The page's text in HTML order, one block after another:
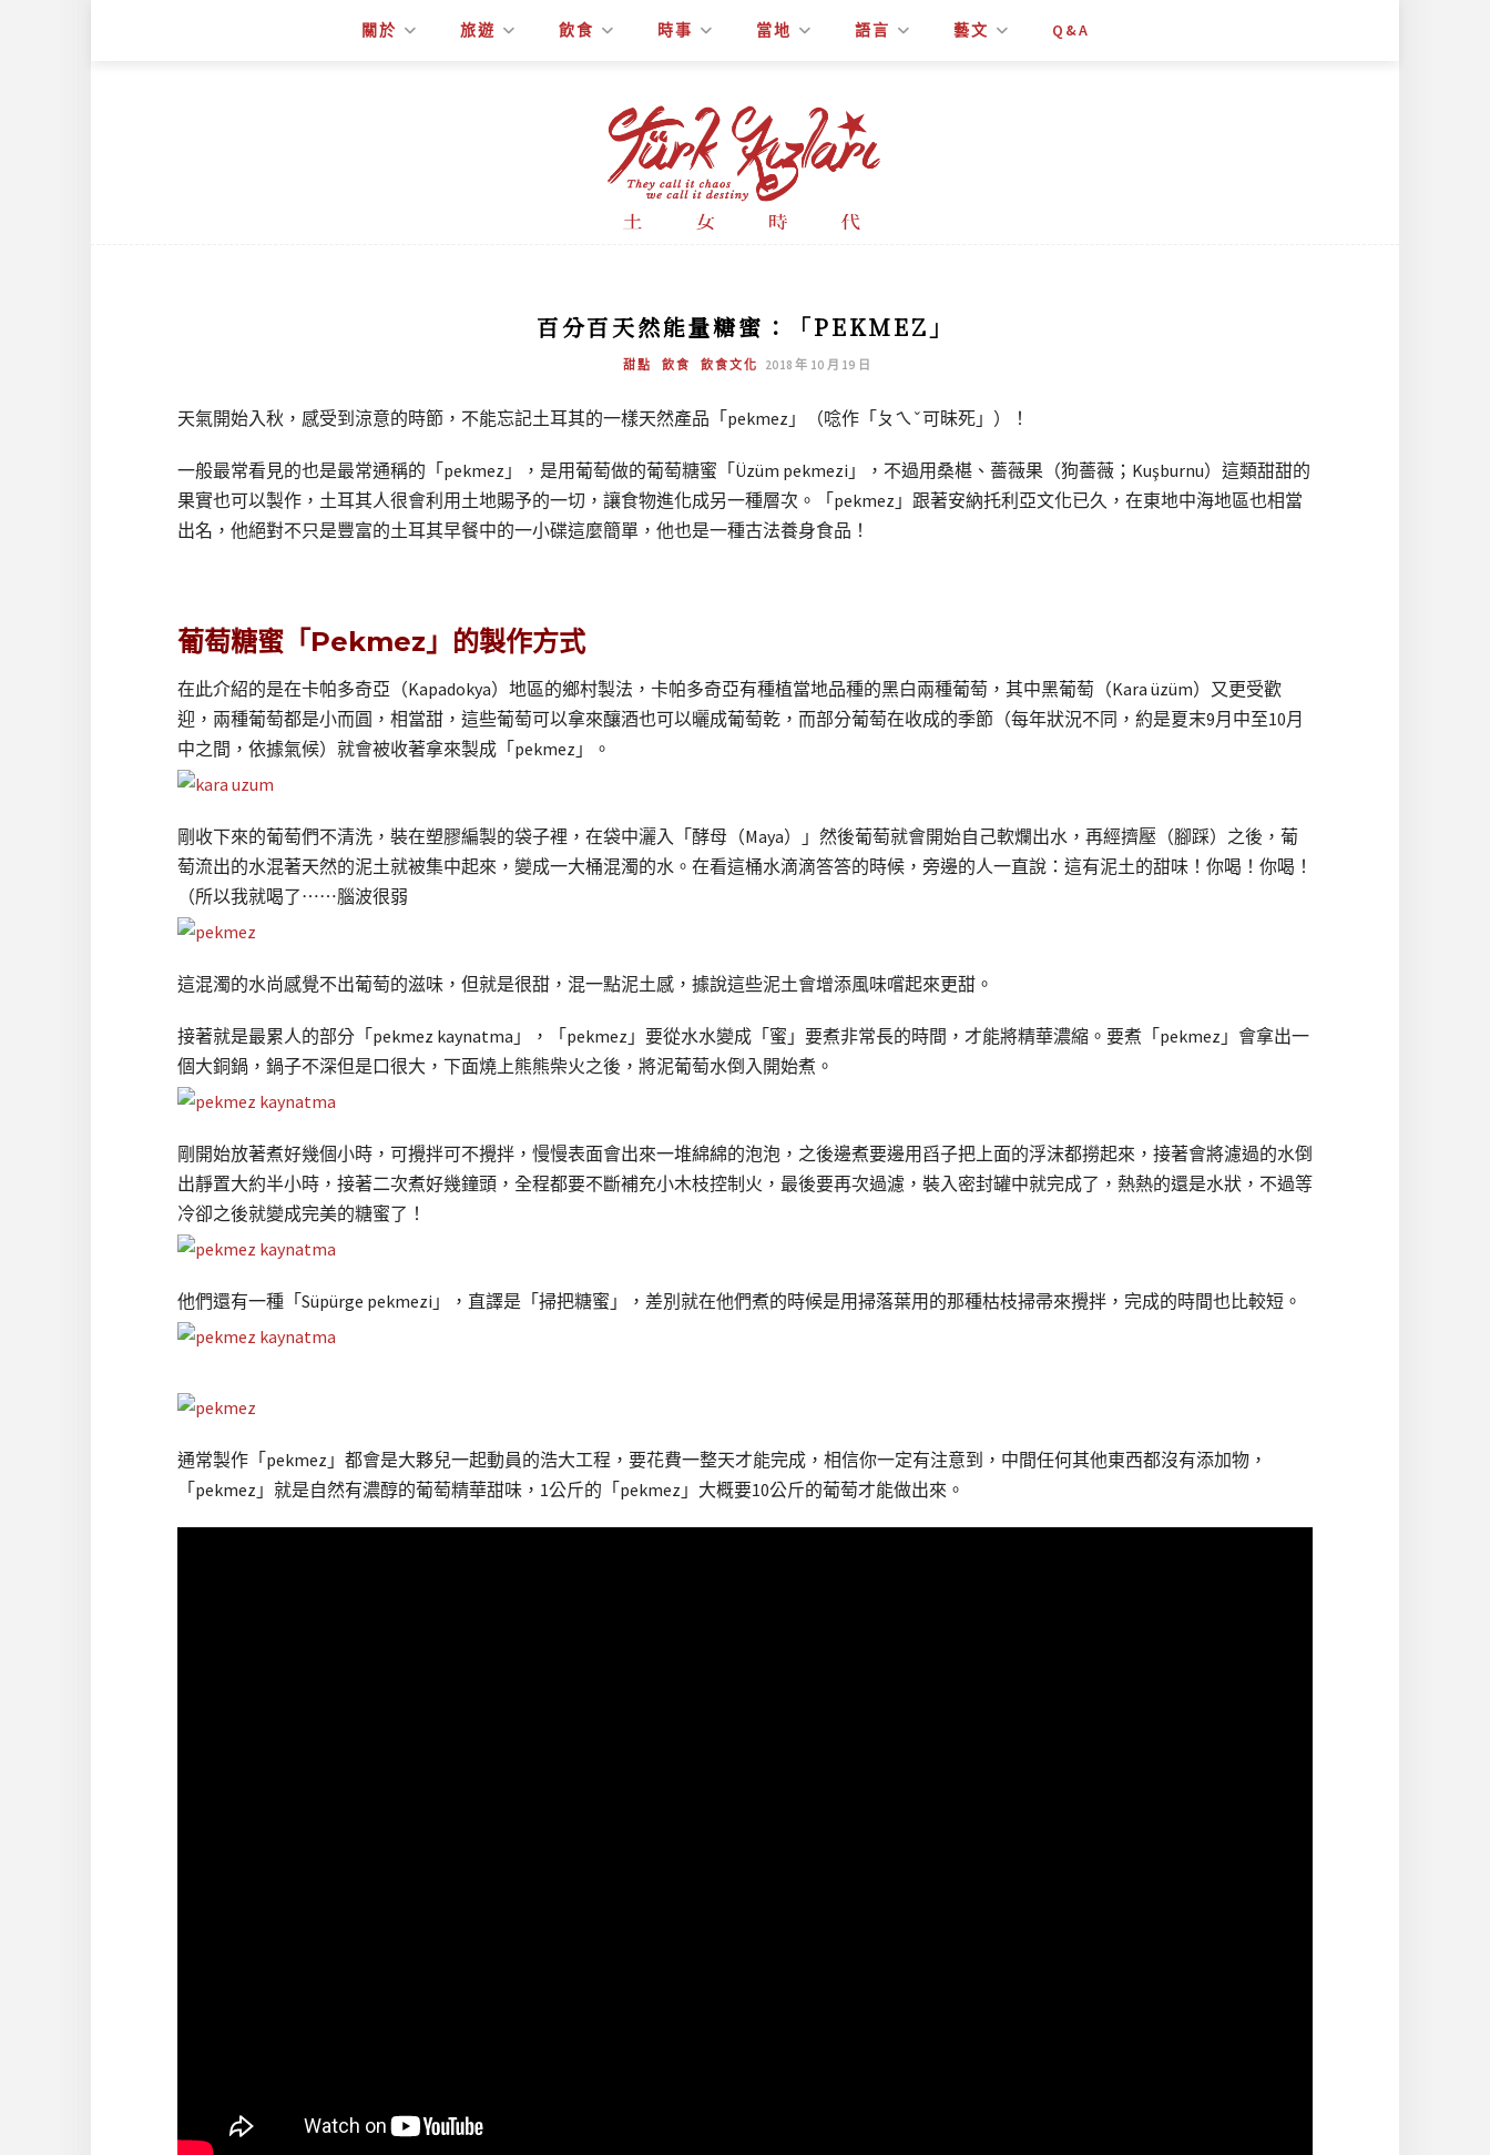
關於 旅遊 飲食 時事 當地 語言 藝文 Q&A
百分百天然能量糖蜜：「PEKMEZ」
甜點 飲食 飲食文化 2018 年 10 月 19 日
天氣開始入秋，感受到涼意的時節，不能忘記土耳其的一樣天然產品「pekmez」（唸作「ㄆㄟˇ可昧死」）！
一般最常看見的也是最常通稱的「pekmez」，是用葡萄做的葡萄糖蜜「Üzüm pekmezi」，不過用桑椹、薔薇果（狗薔薇；Kuşburnu）這類甜甜的
果實也可以製作，土耳其人很會利用土地賜予的一切，讓食物進化成另一種層次。「pekmez」跟著安納托利亞文化已久，在東地中海地區也相當
出名，他絕對不只是豐富的土耳其早餐中的一小碟這麼簡單，他也是一種古法養身食品！
葡萄糖蜜「Pekmez」的製作方式
在此介紹的是在卡帕多奇亞（Kapadokya）地區的鄉村製法，卡帕多奇亞有種植當地品種的黑白兩種葡萄，其中黑葡萄（Kara üzüm）又更受歡
迎，兩種葡萄都是小而圓，相當甜，這些葡萄可以拿來釀酒也可以曬成葡萄乾，而部分葡萄在收成的季節（每年狀況不同，約是夏末9月中至10月
中之間，依據氣候）就會被收著拿來製成「pekmez」。
剛收下來的葡萄們不清洗，裝在塑膠編製的袋子裡，在袋中灑入「酵母（Maya）」然後葡萄就會開始自己軟爛出水，再經擠壓（腳踩）之後，葡
萄流出的水混著天然的泥土就被集中起來，變成一大桶混濁的水。在看這桶水滴滴答答的時候，旁邊的人一直說：這有泥土的甜味！你喝！你喝！
（所以我就喝了⋯⋯腦波很弱
這混濁的水尚感覺不出葡萄的滋味，但就是很甜，混一點泥土感，據說這些泥土會增添風味嚐起來更甜。
接著就是最累人的部分「pekmez kaynatma」，「pekmez」要從水水變成「蜜」要煮非常長的時間，才能將精華濃縮。要煮「pekmez」會拿出一
個大銅鍋，鍋子不深但是口很大，下面燒上熊熊柴火之後，將泥葡萄水倒入開始煮。
剛開始放著煮好幾個小時，可攪拌可不攪拌，慢慢表面會出來一堆綿綿的泡泡，之後邊煮要邊用舀子把上面的浮沫都撈起來，接著會將濾過的水倒
出靜置大約半小時，接著二次煮好幾鐘頭，全程都要不斷補充小木枝控制火，最後要再次過濾，裝入密封罐中就完成了，熱熱的還是水狀，不過等
冷卻之後就變成完美的糖蜜了！
他們還有一種「Süpürge pekmezi」，直譯是「掃把糖蜜」，差別就在他們煮的時候是用掃落葉用的那種枯枝掃帚來攪拌，完成的時間也比較短。
通常製作「pekmez」都會是大夥兒一起動員的浩大工程，要花費一整天才能完成，相信你一定有注意到，中間任何其他東西都沒有添加物，
「pekmez」就是自然有濃醇的葡萄精華甜味，1公斤的「pekmez」大概要10公斤的葡萄才能做出來。